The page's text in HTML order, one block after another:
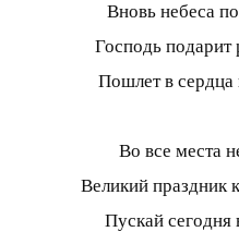
Вновь небеса
Господь подарит
Пошлет в
Во все места
Великий праздник
Пускай сегодня